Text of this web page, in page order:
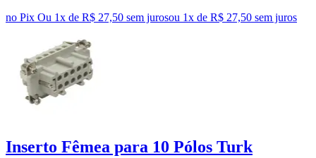
no Pix Ou 1x de R$ 27,50 sem jurosou 1x de R$ 27,50 sem juros
Inserto Fêmea para 10 Pólos Turk